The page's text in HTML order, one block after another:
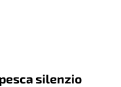
silenzio